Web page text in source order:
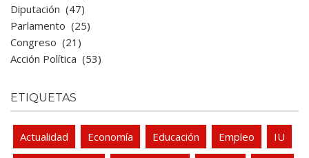
Diputación (47)
Parlamento (25)
Congreso (21)
Acción Política (53)
ETIQUETAS
Actualidad Economía Educación Empleo IU